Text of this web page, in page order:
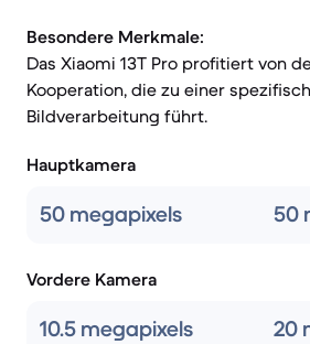
Besondere Merkmale:
Das Xiaomi 13T Pro profitiert von
Kooperation, die zu einer
Bildverarbeitung führt.
Hauptkamera
50 megapixels 50
Vordere Kamera
10.5 megapixels 20